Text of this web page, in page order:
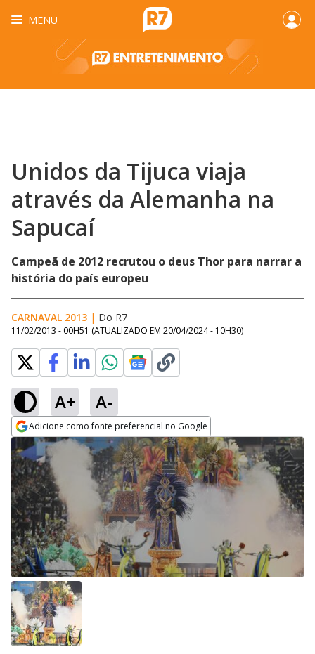
MENU
Unidos da Tijuca viaja
através da Alemanha na
Sapucaí
Campeã de 2012 recrutou o deus Thor para narrar a
história do país europeu
CARNAVAL 2013 | Do R7
11/02/2013 - 00H51 (ATUALIZADO EM 20/04/2024 - 10H30)
A+ A-
Adicione como fonte preferencial no Google
Opens in new window